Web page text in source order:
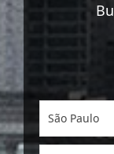
São Paulo